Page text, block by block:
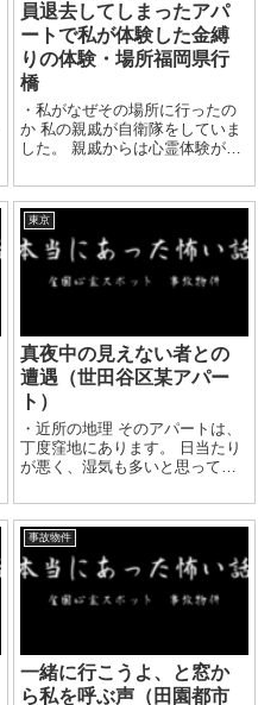
員退去してしまったアパ
ートで私が体験した金縛
りの体験・場所福岡県行
橋
・私がなぜその場所に行ったの
か 私の親戚が自衛隊をしていま
した。 親戚からは心霊体験が頻
歳で心霊体験に出くわしたいと
興味をもっていました。 どのよ
うな体験ができるのか実際に体
験がしたくて 親...
東京
真夜中の見えない者との
遭遇（世田谷区某アパー
ト）
・近所の地理 そのアパートは、
丁度窪地にあります。 日当たり
が悪く、湿気も多いと思ってい
もありました。 また坂を上がっ
た中腹に、墓地があります。 反
対側を上がる手前に川があり、
上が...
事故物件
一緒に行こうよ、と窓か
ら私を呼ぶ声（田園都市